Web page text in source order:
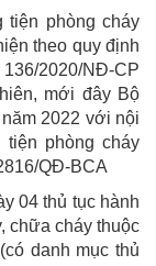
tiện phòng cháy
theo quy định
2020/NĐ-CP
mới đây Bộ
2022 với nội
phòng cháy
QĐ-BCA
04 thủ tục hành
chữa cháy thuộc
danh mục thủ